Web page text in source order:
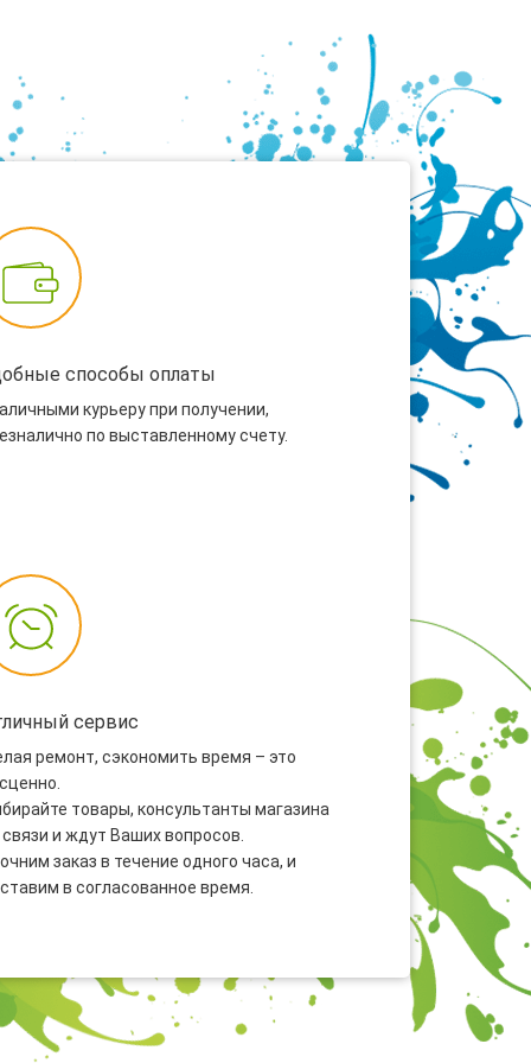
способы оплаты
курьеру при получении,
по выставленному счету.
сервис
ремонт, сэкономить время – это
товары, консультанты магазина
и ждут Ваших вопросов.
заказ в течение одного часа, и
в согласованное время.